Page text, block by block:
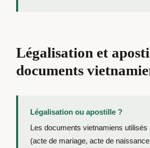
Légalisation et
documents
Légalisation ou apostille ?
Les documents vietnamiens utilisés
(acte de mariage, acte de